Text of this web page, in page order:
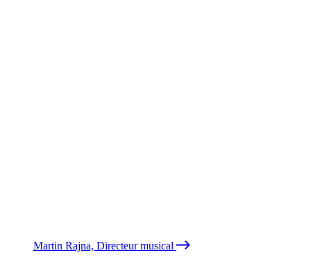
Martin Rajna, Directeur musical